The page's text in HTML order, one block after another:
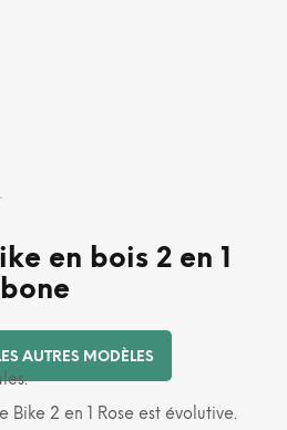
en bois 2 en 1
AUTRES MODÈLES
Bike 2 en 1 Rose est évolutive.